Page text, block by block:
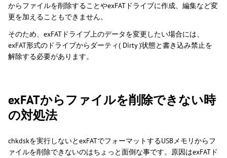
からファイルを削除することやexFATドライブに作成、編集など変
更を加えることもできません。
そのため、exFATドライブ上のデータを変更したい場合には、
exFAT形式のドライブからダーティ( Dirty )状態と書き込み禁止を
解除する必要があります。
exFATからファイルを削除できない時
の対処法
chkdskを実行しないとexFATでフォーマットするUSBメモリからフ
ァイルを削除できないのはちょっと面倒な事です。原因はexFATド